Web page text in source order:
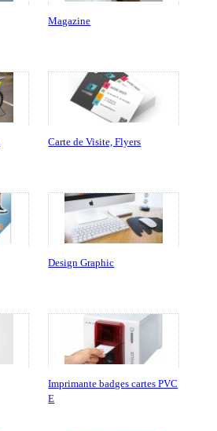
Magazine
Carte de Visite, Flyers
Design Graphic
Imprimante badges cartes PVC
E